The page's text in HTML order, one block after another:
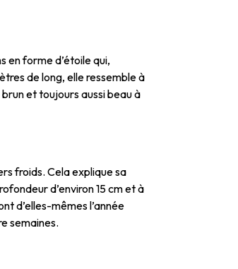
en forme d’étoile qui,
de long, elle ressemble à
et toujours aussi beau à
froids. Cela explique sa
d’environ 15 cm et à
d’elles-mêmes l’année
semaines.